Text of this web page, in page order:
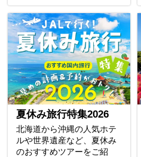
夏休み旅行特集2026
北海道から沖縄の人気ホテ
ルや世界遺産など、夏休み
のおすすめツアーをご紹